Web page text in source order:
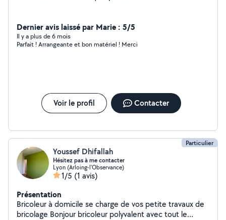
Dernier avis laissé par Marie : 5/5
Il y a plus de 6 mois
Parfait ! Arrangeante et bon matériel ! Merci
Voir le profil Contacter
Particulier
Youssef Dhifallah
Hésitez pas à me contacter
Lyon (Arloing-l'Observance)
1/5 (1 avis)
Présentation
Bricoleur à domicile se charge de vos petite travaux de
bricolage Bonjour bricoleur polyvalent avec tout le